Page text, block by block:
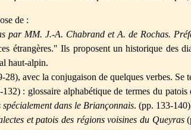
de :
par MM. J.-A. Chabrand et A. de Rochas.
étrangères." Ils proposent un historique des
haut-alpin.
28), avec la conjugaison de quelques verbes.
132) : glossaire alphabétique de termes du
spécialement dans le Briançonnais. (pp. 133-
et patois des régions voisines du Queyras